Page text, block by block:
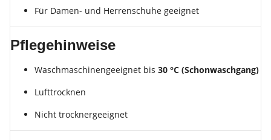
Für Damen- und Herrenschuhe geeignet
Pflegehinweise
Waschmaschinengeeignet bis 30 °C (Schonwaschgang)
Lufttrocknen
Nicht trocknergeeignet